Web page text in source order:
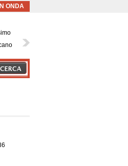
ONDA